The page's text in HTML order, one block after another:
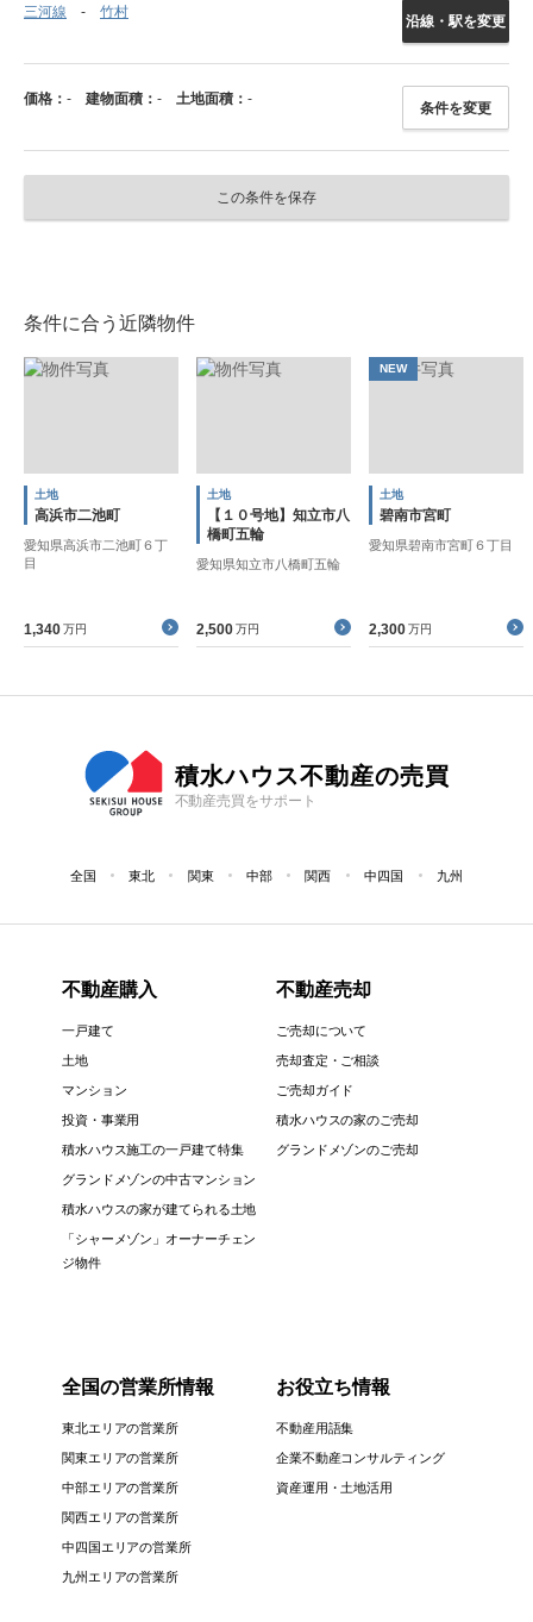
三河線 竹村
沿線・駅を変更
価格： - 建物面積： - 土地面積： -
条件を変更
この条件を保存
条件に合う近隣物件
土地
高浜市二池町
愛知県高浜市二池町６丁
目
1,340 万円
土地
【１０号地】知立市八
橋町五輪
愛知県知立市八橋町五輪
2,500 万円
NEW
土地
碧南市宮町
愛知県碧南市宮町６丁目
2,300 万円
積水ハウス不動産の売買
不動産売買をサポート
全国 東北 関東 中部 関西 中四国 九州
不動産購入
一戸建て
土地
マンション
投資・事業用
積水ハウス施工の一戸建て特集
グランドメゾンの中古マンション
積水ハウスの家が建てられる土地
「シャーメゾン」オーナーチェン
ジ物件
不動産売却
ご売却について
売却査定・ご相談
ご売却ガイド
積水ハウスの家のご売却
グランドメゾンのご売却
全国の営業所情報
東北エリアの営業所
関東エリアの営業所
中部エリアの営業所
関西エリアの営業所
中四国エリアの営業所
九州エリアの営業所
お役立ち情報
不動産用語集
企業不動産コンサルティング
資産運用・土地活用